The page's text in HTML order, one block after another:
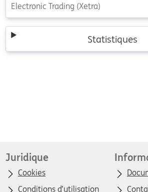
Electronic Trading (Xetra)
Statistiques
Juridique
Cookies
Conditions d’utilisation